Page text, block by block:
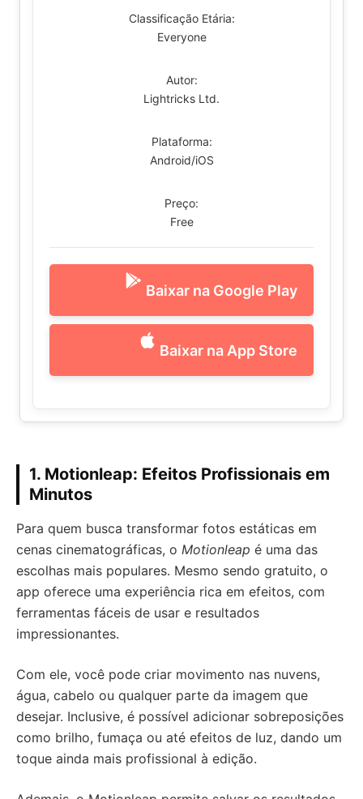
Classificação Etária:
Everyone
Autor:
Lightricks Ltd.
Plataforma:
Android/iOS
Preço:
Free
Baixar na Google Play
Baixar na App Store
1. Motionleap: Efeitos Profissionais em
Minutos
Para quem busca transformar fotos estáticas em
cenas cinematográficas, o Motionleap é uma das
escolhas mais populares. Mesmo sendo gratuito, o
app oferece uma experiência rica em efeitos, com
ferramentas fáceis de usar e resultados
impressionantes.
Com ele, você pode criar movimento nas nuvens,
água, cabelo ou qualquer parte da imagem que
desejar. Inclusive, é possível adicionar sobreposições
como brilho, fumaça ou até efeitos de luz, dando um
toque ainda mais profissional à edição.